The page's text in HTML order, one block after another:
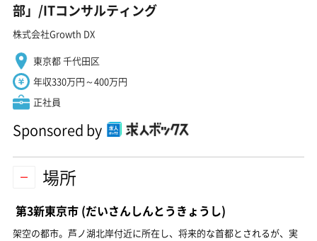
部」/ITコンサルティング
株式会社Growth DX
東京都 千代田区
年収330万円～400万円
正社員
Sponsored by
場所
第3新東京市 (だいさんしんとうきょうし)
架空の都市。芦ノ湖北岸付近に所在し、将来的な首都とされるが、実